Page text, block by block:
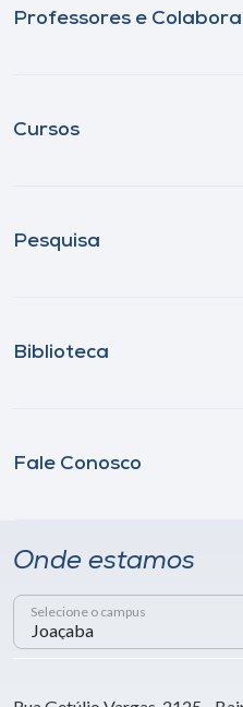
Professores e
Cursos
Pesquisa
Biblioteca
Fale Conosco
Onde estamos
Selecione o campus